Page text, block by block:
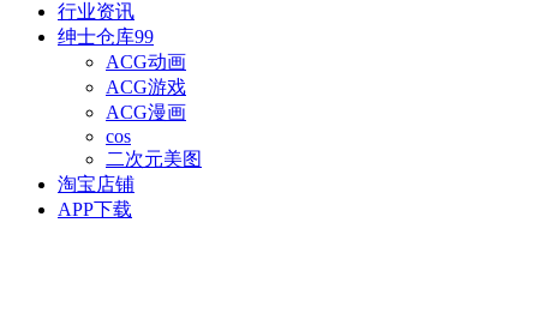
行业资讯
绅士仓库99
ACG动画
ACG游戏
ACG漫画
cos
二次元美图
淘宝店铺
APP下载